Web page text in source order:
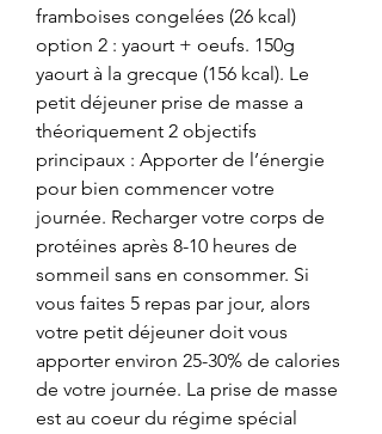
framboises congelées (26 kcal)
option 2 : yaourt + oeufs. 150g
yaourt à la grecque (156 kcal). Le
petit déjeuner prise de masse a
théoriquement 2 objectifs
principaux : Apporter de l’énergie
pour bien commencer votre
journée. Recharger votre corps de
protéines après 8-10 heures de
sommeil sans en consommer. Si
vous faites 5 repas par jour, alors
votre petit déjeuner doit vous
apporter environ 25-30% de calories
de votre journée. La prise de masse
est au coeur du régime spécial